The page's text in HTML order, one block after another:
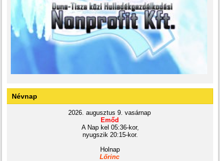
Névnap
2026. augusztus 9. vasárnap
Emőd
A Nap kel 05:36-kor,
nyugszik 20:15-kor.
Holnap
Lőrinc